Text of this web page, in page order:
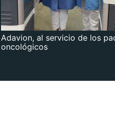
Adavion, al servicio de los
oncológicos